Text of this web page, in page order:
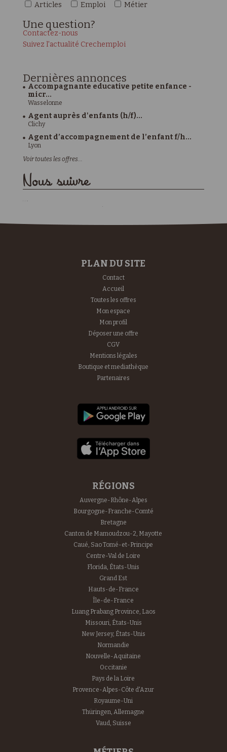
Articles Emploi Métier
Une question?
Contactez-nous
Suivez l'actualité Crechemploi
Dernières annonces
Accompagnante educative petite enfance -
micr...
Wasselonne
Agent auprès d'enfants (h/f)...
Clichy
Agent d’accompagnement de l’enfant f/h...
Lyon
Voir toutes les offres...
Nous suivre
PLAN DU SITE
Contact
Accueil
Toutes les offres
Mon espace
Mon profil
Déposer une offre
CGV
Mentions légales
Boutique et mediathèque
Partenaires
RÉGIONS
Auvergne-Rhône-Alpes
Bourgogne-Franche-Comté
Bretagne
Canton de Mamoudzou-2, Mayotte
Caué, Sao Tomé-et-Principe
Centre-Val de Loire
Florida, États-Unis
Grand Est
Hauts-de-France
Île-de-France
Luang Prabang Province, Laos
Missouri, États-Unis
New Jersey, États-Unis
Normandie
Nouvelle-Aquitaine
Occitanie
Pays de la Loire
Provence-Alpes-Côte d'Azur
Royaume-Uni
Thüringen, Allemagne
Vaud, Suisse